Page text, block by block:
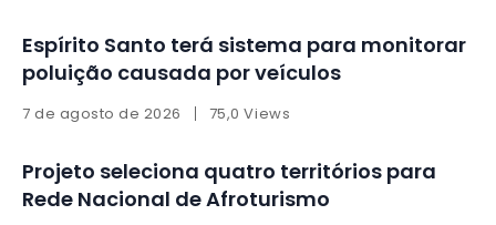
Espírito Santo terá sistema para monitorar
poluição causada por veículos
7 de agosto de 2026 75,0 Views
Projeto seleciona quatro territórios para
Rede Nacional de Afroturismo